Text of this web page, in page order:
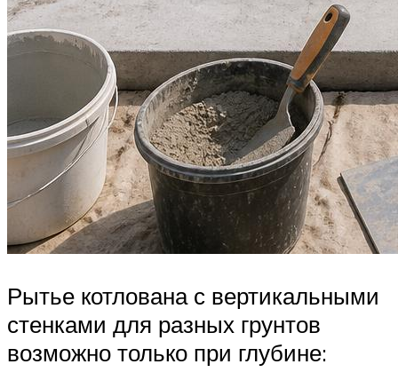
Рытье котлована с вертикальными
стенками для разных грунтов
возможно только при глубине: